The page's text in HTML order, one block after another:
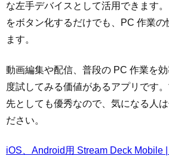
な左手デバイスとして活用できます
をボタン化するだけでも、PC 作業の
ます。
動画編集や配信、普段の PC 作業を
度試してみる価値があるアプリです
先としても優秀なので、気になる人
ださい。
iOS、Android用 Stream Deck Mobile